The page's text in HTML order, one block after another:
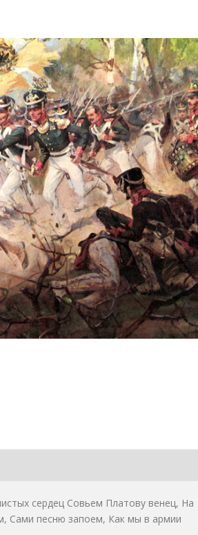
сердец Совьем Платову венец, На
Сами песню запоем, Как мы в армии